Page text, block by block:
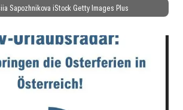
Sapozhnikova iStock Getty Images Plus